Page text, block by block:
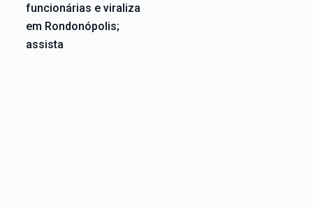
funcionárias e viraliza
em Rondonópolis;
assista